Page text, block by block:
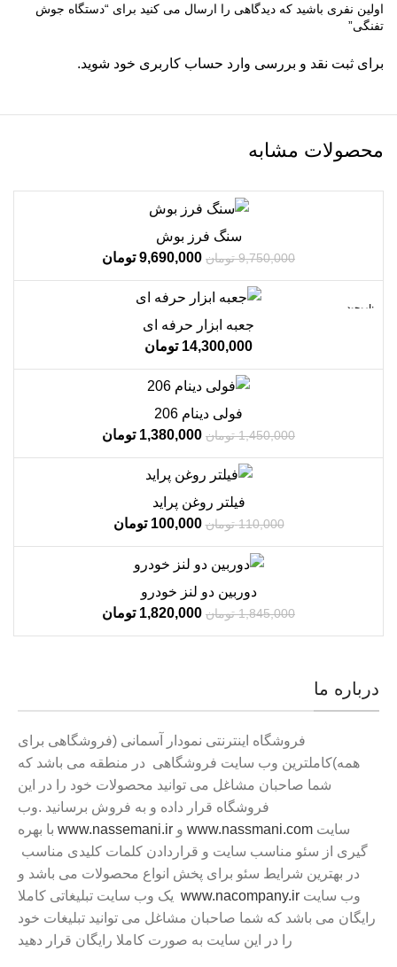
اولین نفری باشید که دیدگاهی را ارسال می کنید برای “دستگاه جوش
تفنگی”
برای ثبت نقد و بررسی وارد حساب کاربری خود شوید.
محصولات مشابه
سنگ فرز بوش
9,750,000 تومان 9,690,000 تومان
ناموجود
جعبه ابزار حرفه ای
14,300,000 تومان
فولی دینام 206
1,450,000 تومان 1,380,000 تومان
فیلتر روغن پراید
110,000 تومان 100,000 تومان
دوربین دو لنز خودرو
1,845,000 تومان 1,820,000 تومان
درباره ما
فروشگاه اینترنتی نمودار آسمانی (فروشگاهی برای
همه)کاملترین وب سایت فروشگاهی در منطقه می باشد که
شما صاحبان مشاغل می توانید محصولات خود را در این
فروشگاه قرار داده و به فروش برسانید .وب
سایت www.nassmani.com و www.nassemani.ir با بهره
گیری از سئو مناسب سایت و قراردادن کلمات کلیدی مناسب
در بهترین شرایط سئو برای پخش انواع محصولات می باشد و
وب سایت www.nacompany.ir یک وب سایت تبلیغاتی کاملا
رایگان می باشد که شما صاحبان مشاغل می توانید تبلیغات خود
را در این سایت به صورت کاملا رایگان قرار دهید